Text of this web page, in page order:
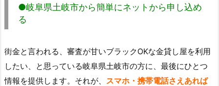
●岐阜県土岐市から簡単にネットから申し込め
る
街金と言われる、審査が甘いブラックOKな金貸し屋を利用
したい、と思っている岐阜県土岐市の方に、最後にひとつ
情報を提供します。それが、 スマホ・携帯電話さえあれば